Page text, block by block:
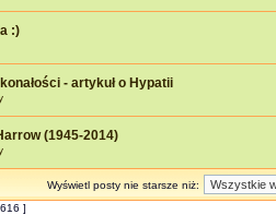
:)
- artykuł o Hypatii
(1945-2014)
Wyświetl posty nie starsze niż:
]